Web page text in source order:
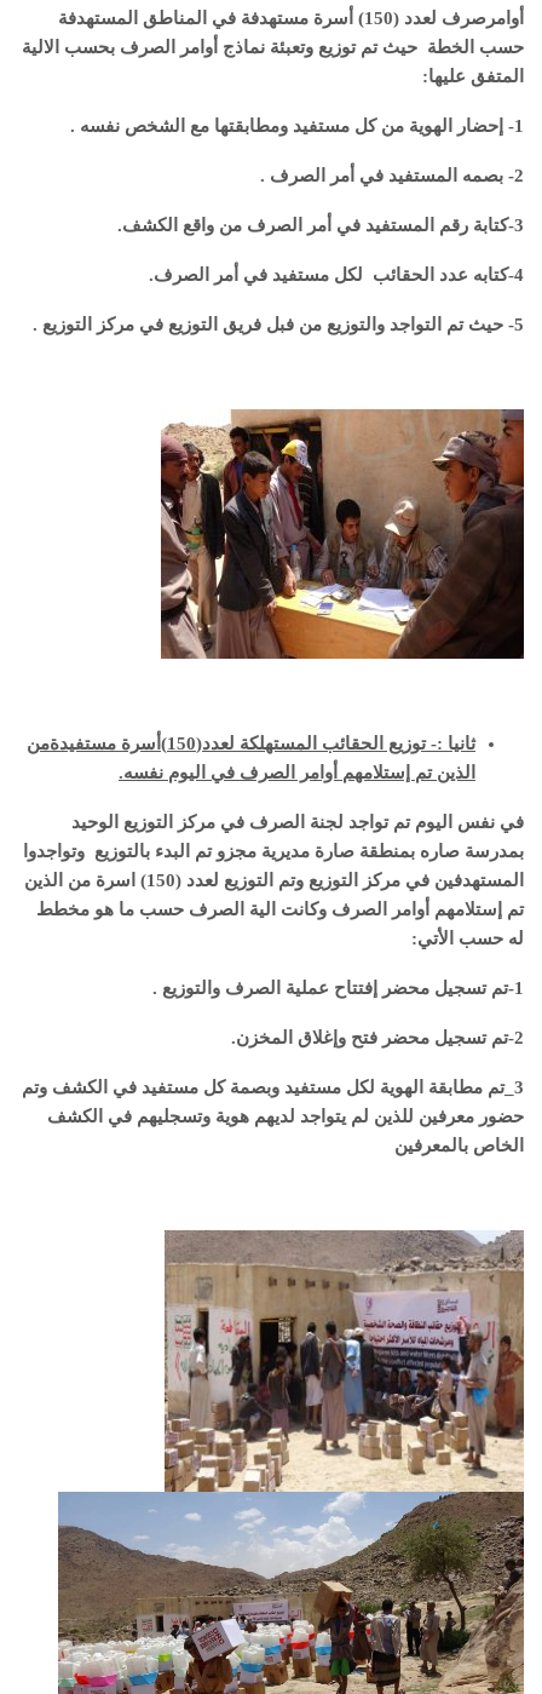
أوامرصرف لعدد (150) أسرة مستهدفة في المناطق المستهدفة
حسب الخطة حيث تم توزيع وتعبئة نماذج أوامر الصرف بحسب الالية
المتفق عليها:
1- إحضار الهوية من كل مستفيد ومطابقتها مع الشخص نفسه .
2- بصمه المستفيد في أمر الصرف .
3-كتابة رقم المستفيد في أمر الصرف من واقع الكشف.
4-كتابه عدد الحقائب لكل مستفيد في أمر الصرف.
5- حيث تم التواجد والتوزيع من فبل فريق التوزيع في مركز التوزيع .
ثانيا :- توزيع الحقائب المستهلكة لعدد(150)أسرة مستفيدةمن
الذين تم إستلامهم أوامر الصرف في اليوم نفسه.
في نفس اليوم تم تواجد لجنة الصرف في مركز التوزيع الوحيد
بمدرسة صاره بمنطقة صارة مديرية مجزو تم البدء بالتوزيع وتواجدوا
المستهدفين في مركز التوزيع وتم التوزيع لعدد (150) اسرة من الذين
تم إستلامهم أوامر الصرف وكانت الية الصرف حسب ما هو مخطط
له حسب الأتي:
1-تم تسجيل محضر إفتتاح عملية الصرف والتوزيع .
2-تم تسجيل محضر فتح وإغلاق المخزن.
3_تم مطابقة الهوية لكل مستفيد وبصمة كل مستفيد في الكشف وتم
حضور معرفين للذين لم يتواجد لديهم هوية وتسجليهم في الكشف
الخاص بالمعرفين